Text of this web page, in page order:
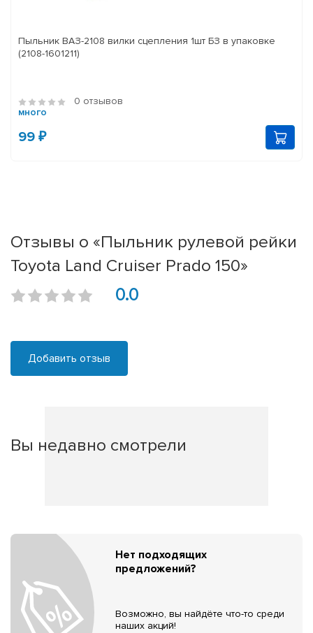
Пыльник ВАЗ-2108 вилки сцепления 1шт БЗ в упаковке
(2108-1601211)
0 отзывов
много
99 ₽
Отзывы о «Пыльник рулевой рейки
Toyota Land Cruiser Prado 150»
0.0
Добавить отзыв
Вы недавно смотрели
Нет подходящих
предложений?
Возможно, вы найдёте что-то среди
наших акций!